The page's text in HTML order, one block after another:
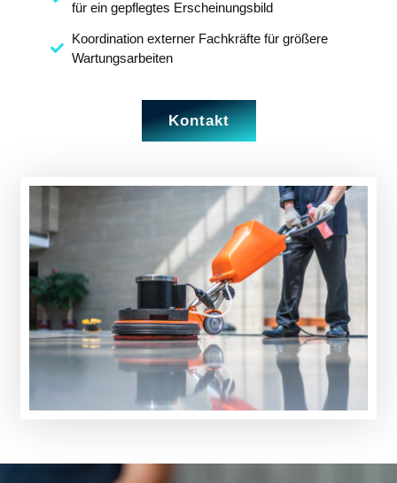
für ein gepflegtes Erscheinungsbild
Koordination externer Fachkräfte für größere
Wartungsarbeiten
Kontakt